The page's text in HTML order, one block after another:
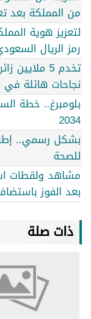
من المملكة بعد
لتعزيز هوية
رمز الريال
تخدم 5
نجاحات هائلة في
بلومبرغ.. خطة
2034
بشكل رسمي..
للصحة
مشاهد ولقطات
بعد الفوز
ذات صلة